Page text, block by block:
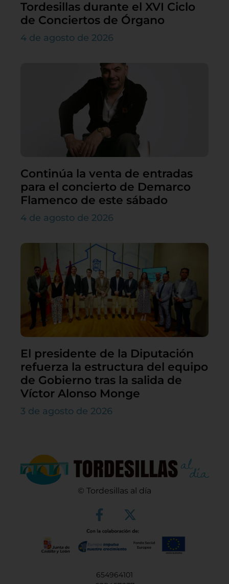
Tordesillas durante el XVI Ciclo
de Conciertos de Órgano
4 de agosto de 2026
Continúa la venta de entradas
para el concierto de Demarco
Flamenco de este sábado
4 de agosto de 2026
El presidente de la Diputación
refuerza la estructura del equipo
de Gobierno tras la salida de
Víctor Alonso Monge
3 de agosto de 2026
© Tordesillas al día
654964101